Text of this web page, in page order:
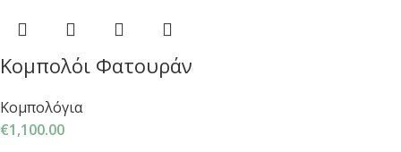
Κομπολόι Φατουράν
Κομπολόγια
€1,100.00